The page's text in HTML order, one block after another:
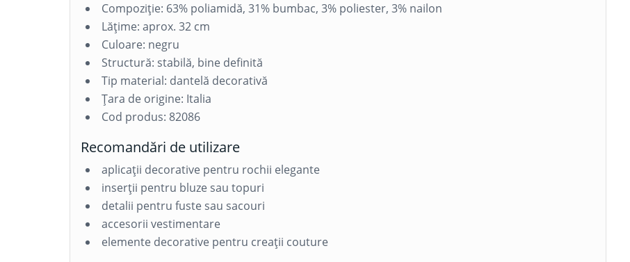
Compoziție: 63% poliamidă, 31% bumbac, 3% poliester, 3% nailon
Lățime: aprox. 32 cm
Culoare: negru
Structură: stabilă, bine definită
Tip material: dantelă decorativă
Țara de origine: Italia
Cod produs: 82086
Recomandări de utilizare
aplicații decorative pentru rochii elegante
inserții pentru bluze sau topuri
detalii pentru fuste sau sacouri
accesorii vestimentare
elemente decorative pentru creații couture